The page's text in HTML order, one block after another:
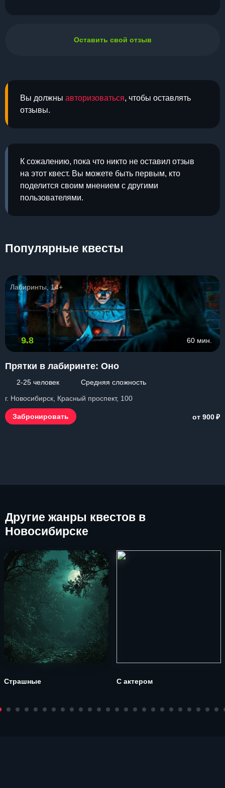
Вы должны авторизоваться, чтобы оставлять
отзывы.
К сожалению, пока что никто не оставил отзыв
на этот квест. Вы можете быть первым, кто
поделится своим мнением с другими
пользователями.
Оставить свой отзыв
Популярные квесты
Лабиринты, 14+
9.8 60 мин.
Прятки в лабиринте: Оно
2-25 человек
Средняя сложность
г. Новосибирск, Красный проспект, 100
Забронировать от 900₽
Другие жанры квестов в
Новосибирске
Страшные С актером